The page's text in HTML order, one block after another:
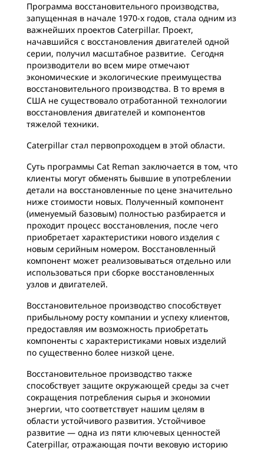
Программа восстановительного производства,
запущенная в начале 1970-х годов, стала одним из
важнейших проектов Caterpillar. Проект,
начавшийся с восстановления двигателей одной
серии, получил масштабное развитие. Сегодня
производители во всем мире отмечают
экономические и экологические преимущества
восстановительного производства. В то время в
США не существовало отработанной технологии
восстановления двигателей и компонентов
тяжелой техники.
Caterpillar стал первопроходцем в этой области.
Суть программы Cat Reman заключается в том, что
клиенты могут обменять бывшие в употреблении
детали на восстановленные по цене значительно
ниже стоимости новых. Полученный компонент
(именуемый базовым) полностью разбирается и
проходит процесс восстановления, после чего
приобретает характеристики нового изделия с
новым серийным номером. Восстановленный
компонент может реализовываться отдельно или
использоваться при сборке восстановленных
узлов и двигателей.
Восстановительное производство способствует
прибыльному росту компании и успеху клиентов,
предоставляя им возможность приобретать
компоненты с характеристиками новых изделий
по существенно более низкой цене.
Восстановительное производство также
способствует защите окружающей среды за счет
сокращения потребления сырья и экономии
энергии, что соответствует нашим целям в
области устойчивого развития. Устойчивое
развитие — одна из пяти ключевых ценностей
Caterpillar, отражающая почти вековую историю